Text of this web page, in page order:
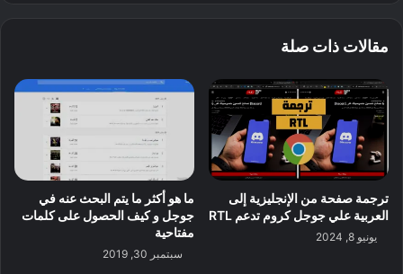
مقالات ذات صلة
ترجمة صفحة من الإنجليزية إلى
العربية علي جوجل كروم تدعم RTL
يونيو 8, 2024
ما هو أكثر ما يتم البحث عنه في
جوجل و كيف الحصول على كلمات
مفتاحية
سبتمبر 30, 2019